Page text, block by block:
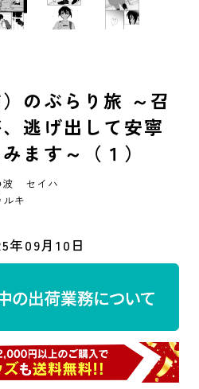
のぶらり旅 ～召
逃げ出して安寧
ます～（１）
波 セイハ
キ
年09月10日